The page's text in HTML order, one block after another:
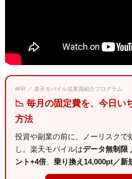
#PR ／ 楽天モバイル従業員紹介プログラム
📉 毎月の固定費を、今日い
方法
投資や副業の前に、ノーリスクで
し。楽天モバイルはデータ無制限
ント+4倍
乗り換え14,000pt／新